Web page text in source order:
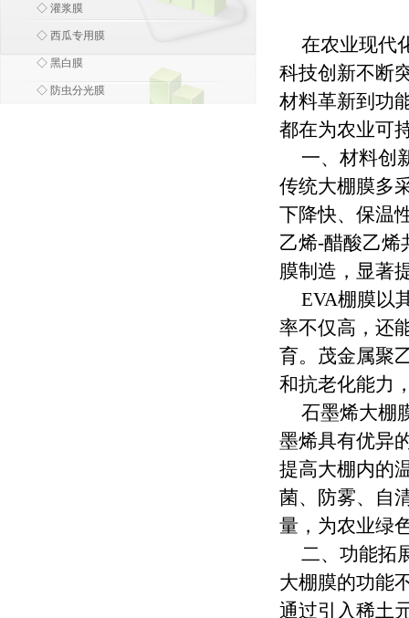
◇ 灌浆膜
◇ 西瓜专用膜
◇ 黑白膜
◇ 防虫分光膜
在农业现代
科技创新不断
材料革新到功
都在为农业可
一、材料创
传统大棚膜多
下降快、保温
乙烯-醋酸乙烯
膜制造，显著
EVA棚膜以
率不仅高，还
育。茂金属聚
和抗老化能力
石墨烯大棚
墨烯具有优异
提高大棚内的
菌、防雾、自
量，为农业绿
二、功能拓
大棚膜的功能
通过引入稀土